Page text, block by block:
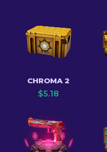
CHROMA 2
$5.18